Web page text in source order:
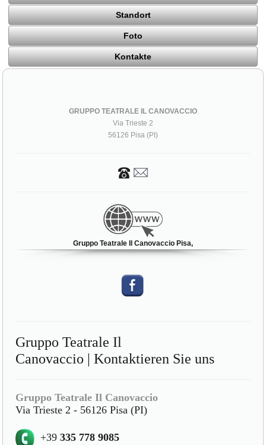
Standort
Foto
Kontakte
GRUPPO TEATRALE IL CANOVACCIO
Via Trieste 2
56126 Pisa (PI)
Gruppo Teatrale Il Canovaccio Pisa,
Gruppo Teatrale Il
Canovaccio | Kontaktieren Sie uns
Gruppo Teatrale Il Canovaccio
Via Trieste 2 - 56126 Pisa (PI)
+39335 778 9085